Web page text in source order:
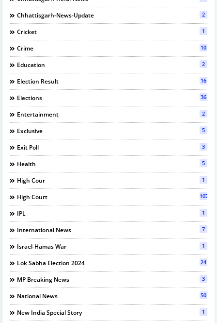
Chhattisgarh-News-Update 2
Cricket 1
Crime 10
Education 2
Election Result 16
Elections 36
Entertainment 2
Exclusive 5
Exit Poll 3
Health 5
High Cour 1
High Court 107
IPL 1
International News 7
Israel-Hamas War 1
Lok Sabha Election 2024 24
MP Breaking News 3
National News 50
New India Special Story 1